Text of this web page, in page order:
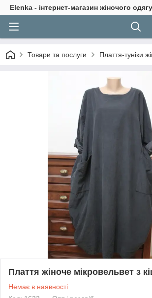
Elenka - інтернет-магазин жіночого одягу
Товари та послуги Плаття-туніки
Плаття жіноче мікровельвет з
Немає в наявності